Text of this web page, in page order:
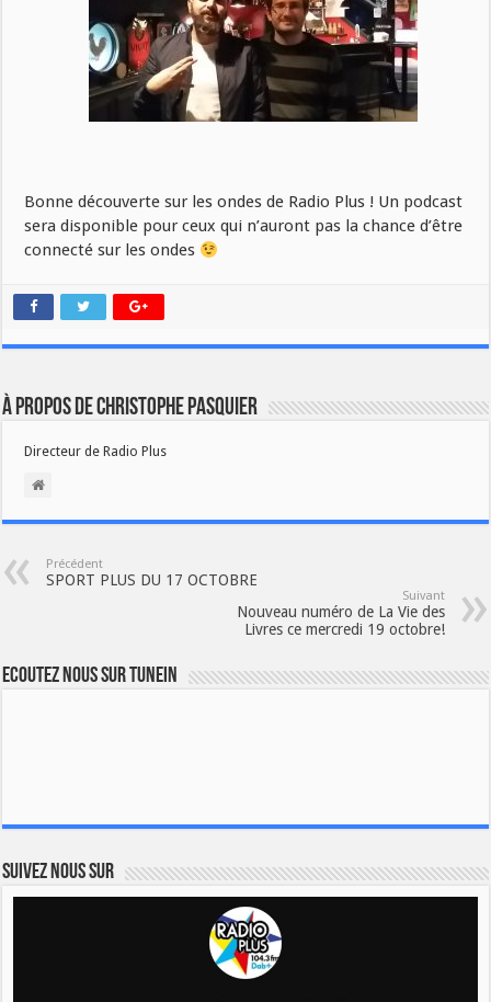
Bonne découverte sur les ondes de Radio Plus ! Un podcast
sera disponible pour ceux qui n’auront pas la chance d’être
connecté sur les ondes
À propos de Christophe PASQUIER
Directeur de Radio Plus
Précédent
SPORT PLUS DU 17 OCTOBRE
Suivant
Nouveau numéro de La Vie des
Livres ce mercredi 19 octobre!
Ecoutez nous sur TuneIn
Suivez nous sur